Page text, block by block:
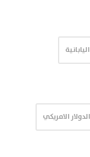
الامريكي